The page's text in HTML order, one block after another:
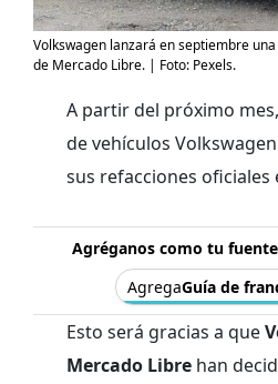
Volkswagen lanzará en septiembre
de Mercado Libre. | Foto: Pexels.
A partir del próximo
de vehículos
sus refacciones oficiales
Agréganos como tu
AgregaGuía de
Esto será gracias a que
Mercado Libre han